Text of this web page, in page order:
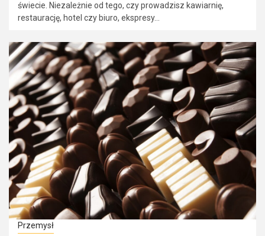
świecie. Niezależnie od tego, czy prowadzisz kawiarnię,
restaurację, hotel czy biuro, ekspresy...
Przemysł